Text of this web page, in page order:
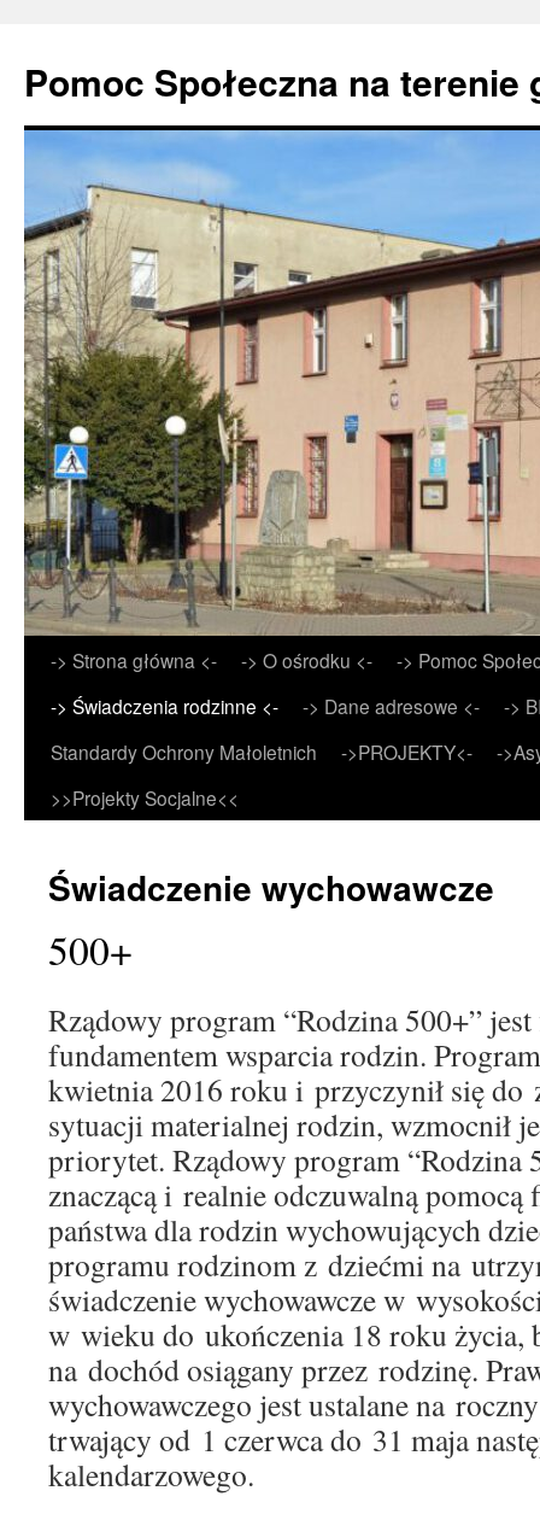
Pomoc Społeczna na terenie
Przejdź
do
treści
-> Strona główna <- -> O ośrodku <-
-> Pomoc
-> Świadczenia rodzinne <-
-> Dane adresowe <-
->
Standardy Ochrony Małoletnich
->PROJEKTY<-
-
>>Projekty Socjalne<<
Świadczenie wychowawcze
500+
Rządowy program “Rodzina 500+”
fundamentem wsparcia rodzin.
kwietnia 2016 roku i przyczynił się do
sytuacji materialnej rodzin, wzmocnił
priorytet. Rządowy program “Rodzina
znaczącą i realnie odczuwalną pomocą
państwa dla rodzin wychowujących
programu rodzinom z dziećmi na
świadczenie wychowawcze w
w wieku do ukończenia 18 roku życia,
na dochód osiągany przez rodzinę.
wychowawczego jest ustalane na
trwający od 1 czerwca do 31 maja
kalendarzowego.